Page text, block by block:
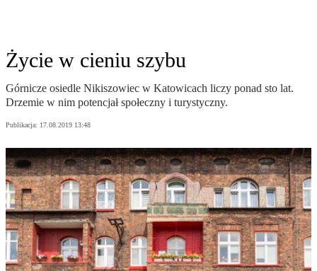
Życie w cieniu szybu
Górnicze osiedle Nikiszowiec w Katowicach liczy ponad sto lat.
Drzemie w nim potencjał społeczny i turystyczny.
Publikacja: 17.08.2019 13:48